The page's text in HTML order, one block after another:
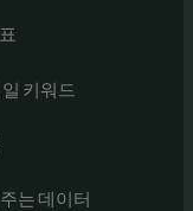
키워드
는 데이터